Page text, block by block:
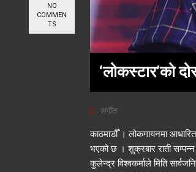
NO
COMMEN
TS
‘लोकस्टार’को
संगीत
काठमाडौँ । लोकगायनमा
भएको छ । शुक्रबार राती सम्पन्न
कुलेन्द्र विश्वकर्माले मिति